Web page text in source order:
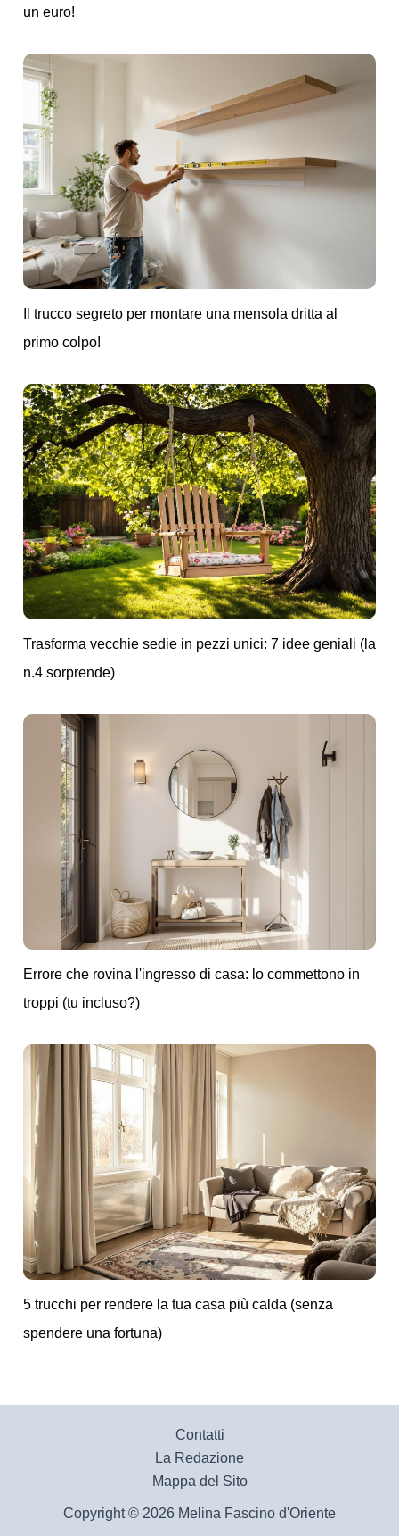
un euro!
Il trucco segreto per montare una mensola dritta al
primo colpo!
Trasforma vecchie sedie in pezzi unici: 7 idee geniali (la
n.4 sorprende)
Errore che rovina l'ingresso di casa: lo commettono in
troppi (tu incluso?)
5 trucchi per rendere la tua casa più calda (senza
spendere una fortuna)
Contatti
La Redazione
Mappa del Sito
Copyright © 2026 Melina Fascino d'Oriente